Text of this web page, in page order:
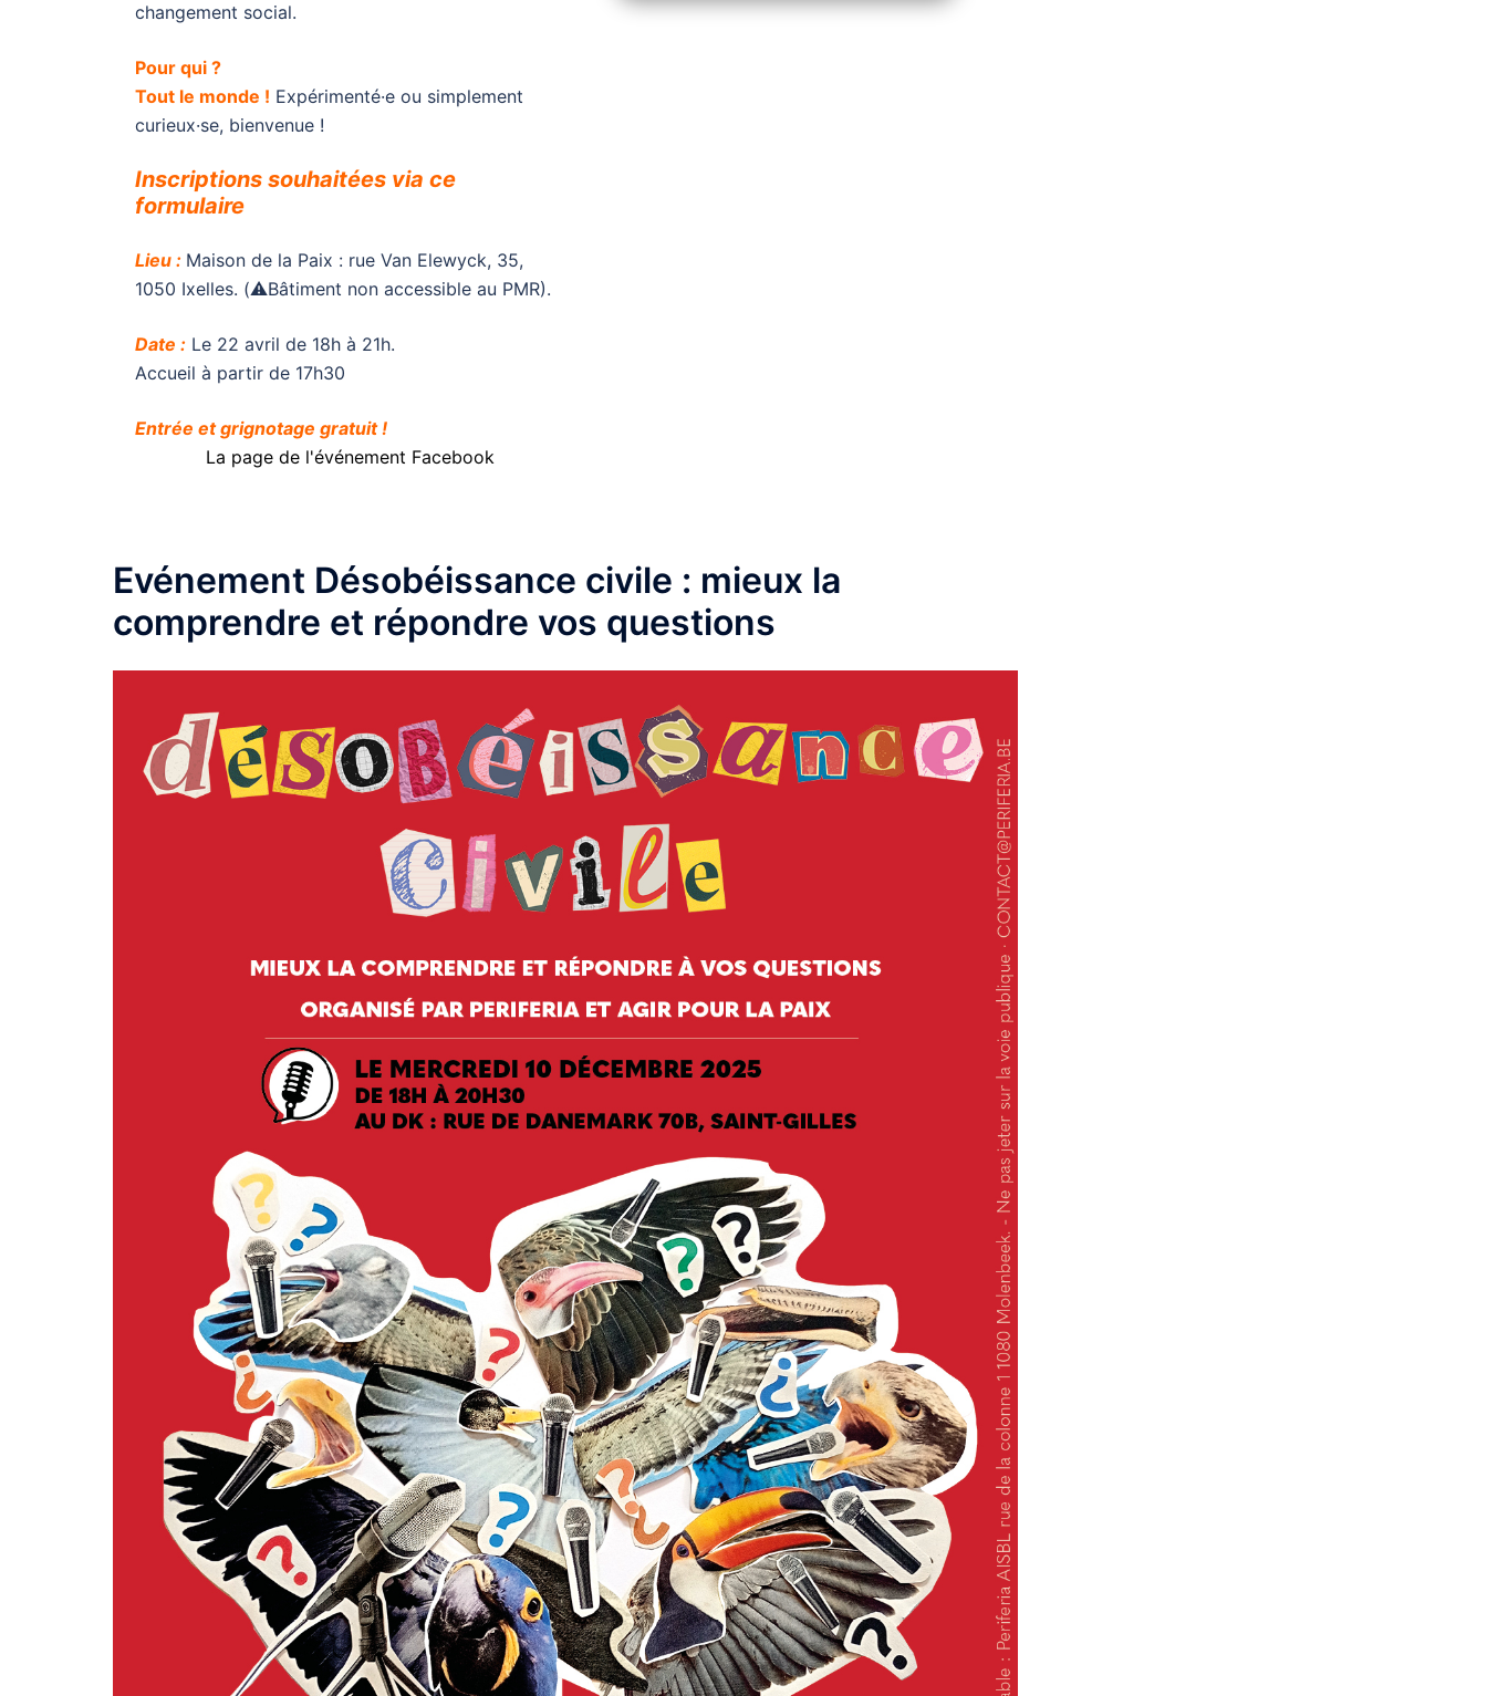
changement social.
Pour qui ?
Tout le monde ! Expérimenté·e ou simplement
curieux·se, bienvenue !
Inscriptions souhaitées via ce
formulaire
Lieu : Maison de la Paix : rue Van Elewyck, 35,
1050 Ixelles. (⚠️Bâtiment non accessible au PMR).
Date : Le 22 avril de 18h à 21h.
Accueil à partir de 17h30
Entrée et grignotage gratuit !
La page de l'événement Facebook
Evénement Désobéissance civile : mieux la
comprendre et répondre vos questions